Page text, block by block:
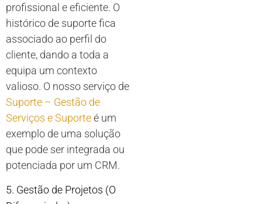
profissional e eficiente. O
histórico de suporte fica
associado ao perfil do
cliente, dando a toda a
equipa um contexto
valioso. O nosso serviço de
Suporte – Gestão de
Serviços e Suporteé um
exemplo de uma solução
que pode ser integrada ou
potenciada por um CRM.
5. Gestão de Projetos (O